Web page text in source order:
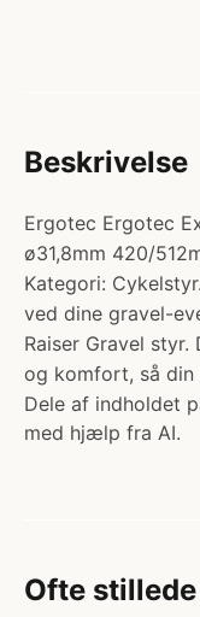
Beskrivelse
Ergotec Ergotec
ø31,8mm 420/
Kategori:
ved dine gravel-
Raiser Gravel
og komfort, så din
Dele af indholdet
med hjælp fra AI.
Ofte